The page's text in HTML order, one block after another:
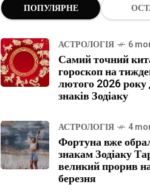
ПОПУЛЯРНЕ
АСТРОЛОГІЯ 6
Самий точний
гороскоп на
лютого 2026 року
знаків Зодіаку
АСТРОЛОГІЯ 4
Фортуна вже
знакам Зодіаку
великий прорив
березня